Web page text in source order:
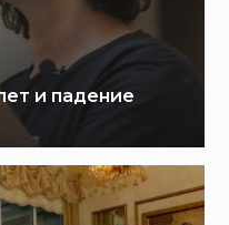
и падение